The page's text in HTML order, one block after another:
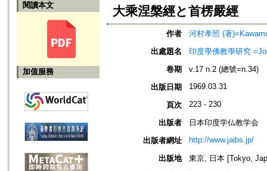
閱讀本文
加值服務
大乘涅槃經と首楞嚴經
作者
河村孝照 (著
出處題名
印度學佛教學研究
卷期
v.17 n.2 (總號=n.34)
出版日期
1969.03.31
頁次 223 - 230
出版者
日本印度学仏教学会
出版者網址
http://www.jaibs.jp/
出版地
東京, 日本 [Tokyo,